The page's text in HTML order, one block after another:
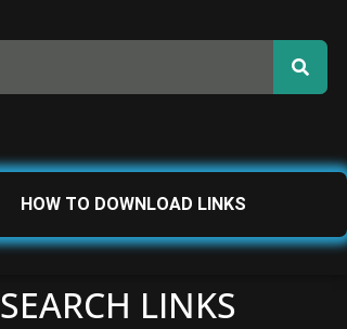
HOW TO DOWNLOAD LINKS
SEARCH LINKS